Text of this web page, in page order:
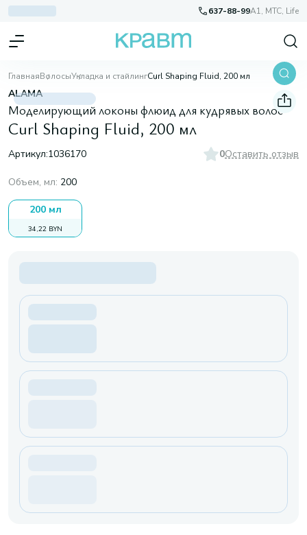
637-88-99A1, МТС, Life
ГлавнаяВолосыУкладка и стайлингCurl Shaping Fluid, 200 мл
ALAMA
Моделирующий локоны флюид для кудрявых волос
Curl Shaping Fluid, 200 мл
Артикул:1036170 0Оставить отзыв
Объем, мл: 200
200 мл
34,22 BYN